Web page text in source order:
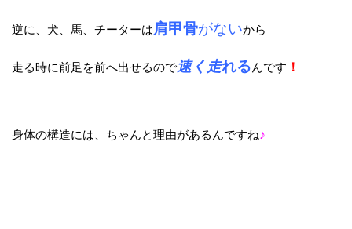
逆に、犬、馬、チーターは肩甲骨がないから
走る時に前足を前へ出せるので速く走れるんです ！
身体の構造には、ちゃんと理由があるんですね♪